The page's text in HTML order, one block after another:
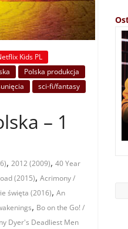
Kids PL
Polska produkcja
sci-fi/fantasy
– 1
, 2012 (2009), 40 Year
(2015), Acrimony /
święta (2016), An
, Bo on the Go! /
Dyer's Deadliest Men